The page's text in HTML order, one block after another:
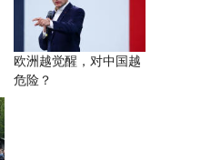
欧洲越觉醒，对中国越
危险？